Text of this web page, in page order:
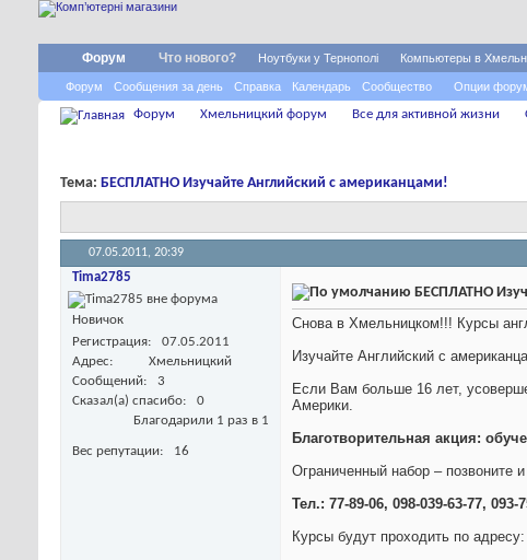
Форум
Форум Сообщения за день Справка Календарь Сообщество Опции
Что нового? Ноутбуки у Тернополі Компьютеры в
Форум Хмельницкий форум Все для активной жизни
Тема: БЕСПЛАТНО Изучайте Английский с американцами!
07.05.2011, 20:39
Tima2785
Новичок
Регистрация
07.05.2011
Адрес
Хмельницкий
Сообщений
3
Сказал(а) спасибо
0
Благодарили 1 раз в 1
Вес репутации 16
БЕСПЛАТНО
Снова в Хмельницком!!! Курсы
Изучайте Английский с
Если Вам больше 16 лет,
Америки.
Благотворительная акция:
Ограниченный набор – позвоните
Тел.: 77-89-06, 098-039-63-77, 093-
Курсы будут проходить по